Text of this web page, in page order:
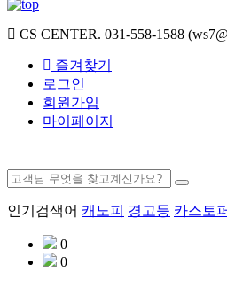
CS CENTER. 031-558-1588
즐겨찾기
로그인
회원가입
마이페이지
인기검색어 캐노피 경고등 카스토퍼
0
0